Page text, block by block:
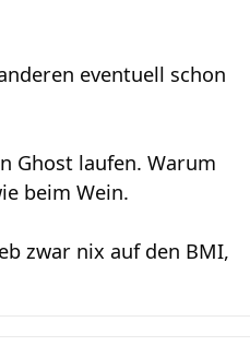
eventuell schon
Ghost laufen. Warum
beim Wein.
zwar nix auf den BMI,